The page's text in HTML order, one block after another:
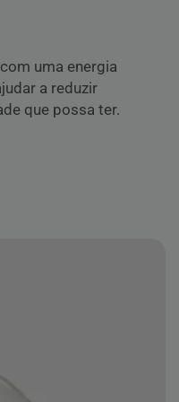
uma energia
a reduzir
que possa ter.